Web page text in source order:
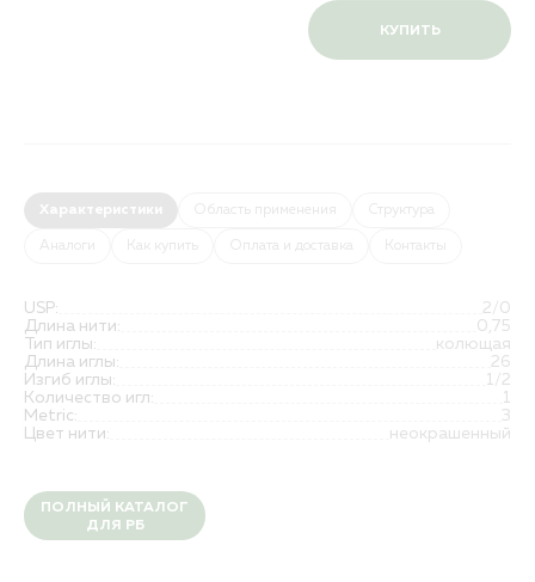
КУПИТЬ
Характеристики Область применения Структура
Аналоги Как купить Оплата и доставка Контакты
USP:
2/0
Длина нити:
0,75
Тип иглы:
колющая
Длина иглы:
26
Изгиб иглы:
1/2
Количество игл:
1
Metric:
3
Цвет нити:
неокрашенный
ПОЛНЫЙ КАТАЛОГ
ДЛЯ РБ